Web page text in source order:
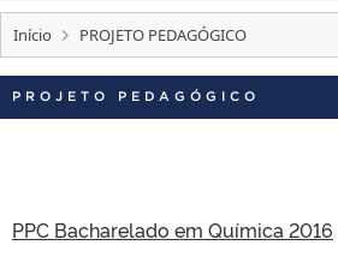
CONCURSOS
EDITAIS
INTERNACIONAL
TELEFONES
Início PROJETO PEDAGÓGICO
PROJETO PEDAGÓGICO
PPC Bacharelado em Química 2016